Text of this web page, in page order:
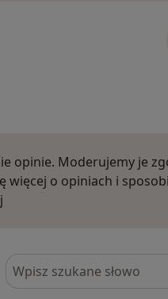
opinie. Moderujemy je
więcej o opiniach i
Szukaj w opiniach